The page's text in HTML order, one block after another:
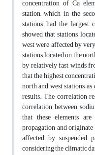
concentration of Ca
station, which in the
stations had the largest
showed that stations
west were affected by
stations located on the
by relatively fast winds
that the highest
north and west stations,
results. The correlation
correlation between
that these elements
propagation and
affected by
considering the climatic